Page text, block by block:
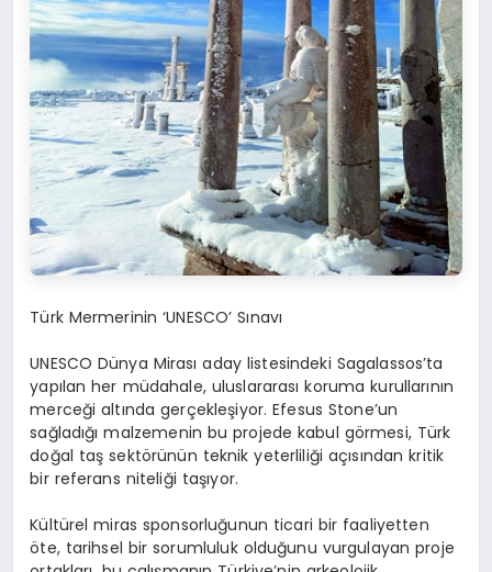
Türk Mermerinin ‘UNESCO’ Sınavı
UNESCO Dünya Mirası aday listesindeki Sagalassos’ta
yapılan her müdahale, uluslararası koruma kurullarının
merceği altında gerçekleşiyor.Efesus Stone’un
sağladığı malzemenin bu projede kabul görmesi, Türk
doğal taş sektörünün teknik yeterliliği açısından kritik
bir referans niteliği taşıyor.
Kültürel miras sponsorluğunun ticari bir faaliyetten
öte, tarihsel bir sorumluluk olduğunu vurgulayan proje